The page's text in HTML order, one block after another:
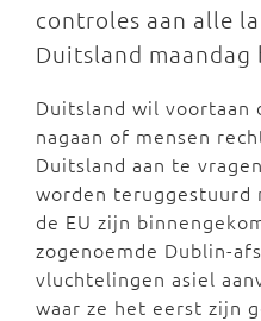
controles aan alle
Duitsland maandag
Duitsland wil voortaan
nagaan of mensen
Duitsland aan te
worden teruggestuurd
de EU zijn
zogenoemde Dublin-
vluchtelingen asiel
waar ze het eerst zijn